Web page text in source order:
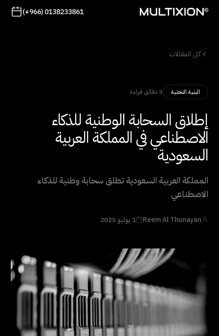
(+966) 0138233861
كل المقالات
البنية التحتية 3 دقائق قراءة
إطلاق السحابة الوطنية للذكاء
الاصطناعي في المملكة العربية
السعودية
المملكة العربية السعودية تطلق سحابة وطنية للذكاء
الاصطناعي
Reem Al Thunayan 1 يوليو 2025